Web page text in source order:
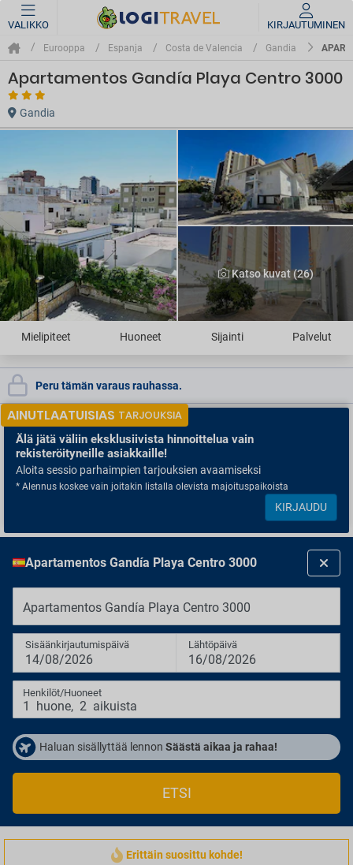
VALIKKO KIRJAUTUMINEN
Eurooppa Espanja Costa de Valencia Gandia
Apartamentos Gandía Playa Centro 3000
Gandia
Katso kuvat (26)
Mielipiteet Huoneet Sijainti Palvelut
Peru tämän varaus rauhassa.
AINUTLAATUISIAS TARJOUKSIA
Älä jätä väliin eksklusiivista hinnoittelua vain
rekisteröityneille asiakkaille!
Aloita sessio parhaimpien tarjouksien avaamiseksi
* Alennus koskee vain joitakin listalla olevista majoituspaikoista
KIRJAUDU
Apartamentos Gandía Playa Centro 3000
Apartamentos Gandía Playa Centro 3000
Sisäänkirjautumispäivä
14/08/2026
Lähtöpäivä
16/08/2026
Henkilöt/Huoneet
1 huone, 2 aikuista
Haluan sisällyttää lennon Säästä aikaa ja rahaa!
ETSI
Erittäin suosittu kohde!